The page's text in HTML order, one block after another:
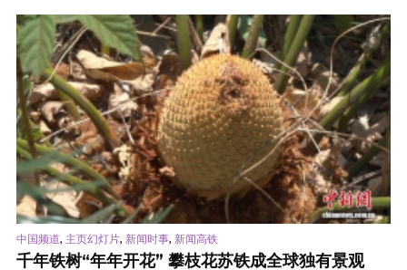
中国频道, 主页幻灯片, 新闻时事, 新闻高铁
千年铁树“年年开花” 攀枝花苏铁成全球独有景观